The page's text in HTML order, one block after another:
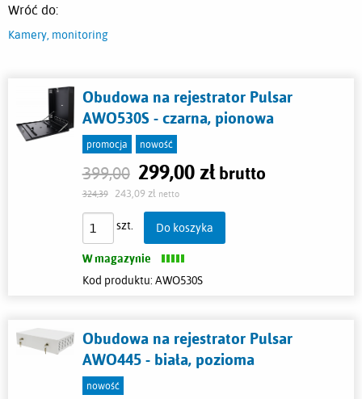
Menu
Wróć do:
Kamery, monitoring
Sortuj:
Obudowa na rejestrator Pulsar
AWO530S - czarna, pionowa
promocja nowość
Cena:
399,00 299,00 zł brutto
324,39 243,09 zł netto
szt. Do koszyka
W magazynie
Kod produktu: AWO530S
Obudowa na rejestrator Pulsar
AWO445 - biała, pozioma
nowość